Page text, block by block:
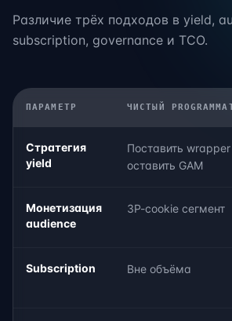
Различие трёх подходов в yield,
subscription, governance и TCO.
ПАРАМЕТР ЧИСТЫЙ
Стратегия
yield
Поставить
оставить GAM
Монетизация
audience
3P-cookie сегмент
Subscription Вне объёма